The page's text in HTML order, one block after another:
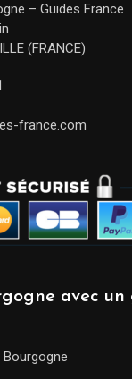
– Guides France
(FRANCE)
france.com
avec un